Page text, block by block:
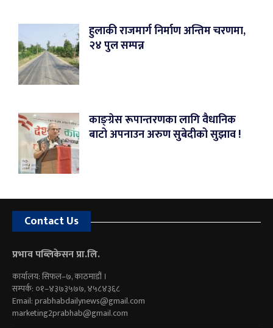
हुलाकी राजमार्ग निर्माण अन्तिम चरणमा,
२४ पुल सम्पन्न
काङ्ग्रेस रूपान्तरणका लागि वैधानिक
बाटो अपनाउन अरुण सुबेदीको सुझाव !
Contact Us
प्रभाव पब्लिकेसन प्रा.लि.
कार्यालय: सिफल–७, काठमाडौं ।
सम्पर्क: ०१–४३७३५७७, ४५८४३६८
Email:prabhabdailynews@gmail.com
marketing2prabhab@gmail.com